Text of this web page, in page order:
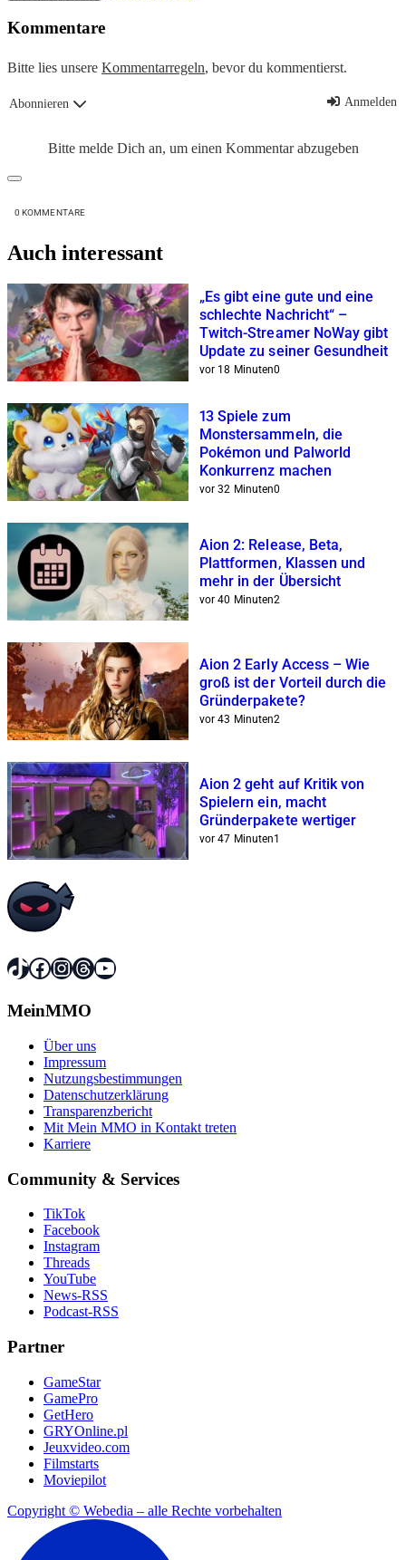
Kommentare
Bitte lies unsere Kommentarregeln, bevor du kommentierst.
Abonnieren Anmelden
Bitte melde Dich an, um einen Kommentar abzugeben
0 KOMMENTARE
Auch interessant
„Es gibt eine gute und eine
schlechte Nachricht“ –
Twitch-Streamer NoWay gibt
Update zu seiner Gesundheit
vor 18 Minuten0
13 Spiele zum
Monstersammeln, die
Pokémon und Palworld
Konkurrenz machen
vor 32 Minuten0
Aion 2: Release, Beta,
Plattformen, Klassen und
mehr in der Übersicht
vor 40 Minuten2
Aion 2 Early Access – Wie
groß ist der Vorteil durch die
Gründerpakete?
vor 43 Minuten2
Aion 2 geht auf Kritik von
Spielern ein, macht
Gründerpakete wertiger
vor 47 Minuten1
TikTok
Facebook
Instagram
Threads
YouTube
MeinMMO
Über uns
Impressum
Nutzungsbestimmungen
Datenschutzerklärung
Transparenzbericht
Mit Mein MMO in Kontakt treten
Karriere
Community & Services
TikTok
Facebook
Instagram
Threads
YouTube
News-RSS
Podcast-RSS
Partner
GameStar
GamePro
GetHero
GRYOnline.pl
Jeuxvideo.com
Filmstarts
Moviepilot
Copyright © Webedia – alle Rechte vorbehalten